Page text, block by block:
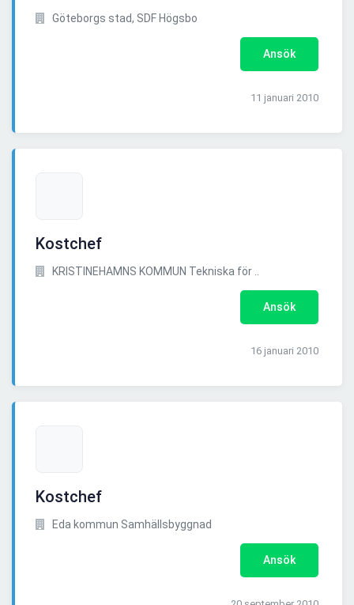
Göteborgs stad, SDF Högsbo
Ansök
11 januari 2010
Kostchef
KRISTINEHAMNS KOMMUN Tekniska för ..
Ansök
16 januari 2010
Kostchef
Eda kommun Samhällsbyggnad
Ansök